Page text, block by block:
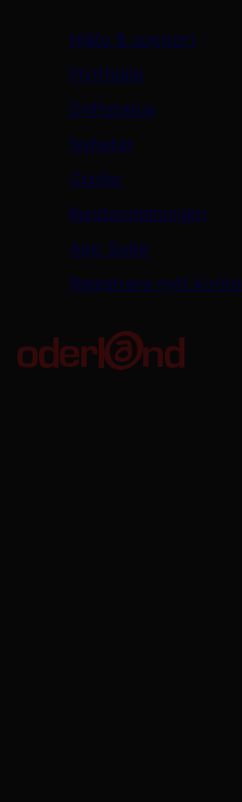
Hjälp & support
Flytthjälp
Driftstatus
Nyheter
Guider
Kundavdelningen
App Suite
Registrera nytt konto